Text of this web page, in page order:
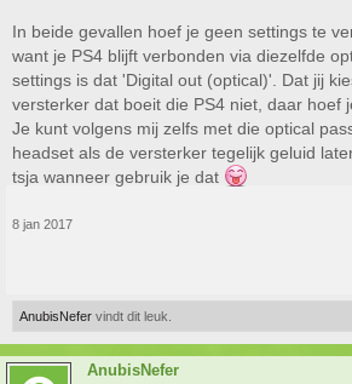
In beide gevallen hoef je geen settings te
want je PS4 blijft verbonden via diezelfde
settings is dat 'Digital out (optical)'. Dat jij
versterker dat boeit die PS4 niet, daar hoef
Je kunt volgens mij zelfs met die optical
headset als de versterker tegelijk geluid
tsja wanneer gebruik je dat
8 jan 2017
AnubisNefer vindt dit leuk.
AnubisNefer